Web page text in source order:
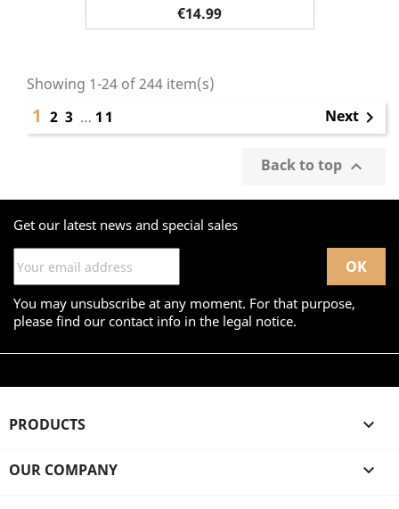
€14.99
Showing 1-24 of 244 item(s)
1 2 3 … 11 Next 
Back to top 
Get our latest news and special sales
You may unsubscribe at any moment. For that purpose,
please find our contact info in the legal notice.
PRODUCTS 
OUR COMPANY 